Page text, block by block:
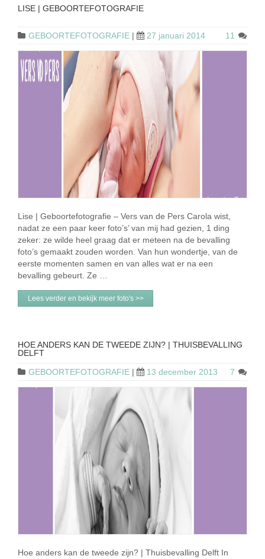
LISE | GEBOORTEFOTOGRAFIE
GEBOORTEFOTOGRAFIE | 27 januari 2014 11
Lise | Geboortefotografie – Vers van de Pers Carola wist,
nadat ze een paar keer foto’s’ van mij had gezien, 1 ding
zeker: ze wilde heel graag dat er meteen na de bevalling
foto’s gemaakt zouden worden. Van hun wondertje, van de
eerste momenten samen en van alles wat er na een
bevalling gebeurt. Ze …
Lees verder en bekijk meer foto's >>
HOE ANDERS KAN DE TWEEDE ZIJN? | THUISBEVALLING
DELFT
GEBOORTEFOTOGRAFIE | 13 december 2013 7
Hoe anders kan de tweede zijn? | Thuisbevalling Delft In